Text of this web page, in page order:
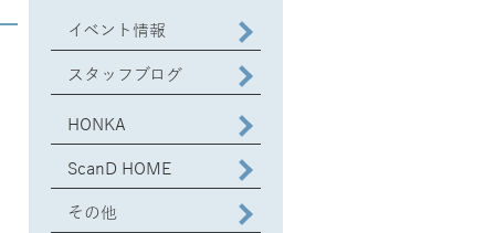
イベント情報
スタッフブログ
HONKA
ScanD HOME
その他